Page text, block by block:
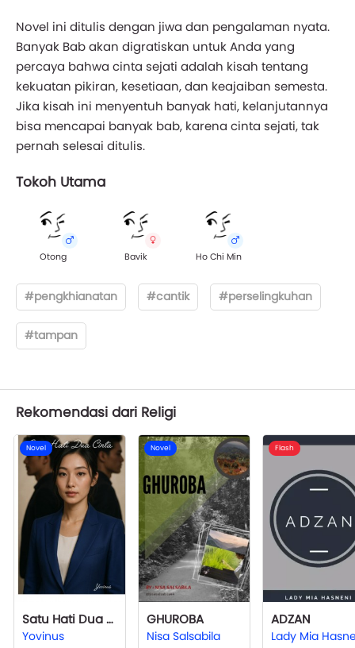
Novel ini ditulis dengan jiwa dan pengalaman nyata.
Banyak Bab akan digratiskan untuk Anda yang
percaya bahwa cinta sejati adalah kisah tentang
kekuatan pikiran, kesetiaan, dan keajaiban semesta.
Jika kisah ini menyentuh banyak hati, kelanjutannya
bisa mencapai banyak bab, karena cinta sejati, tak
pernah selesai ditulis.
Tokoh Utama
Otong Bavik Ho Chi Min
#pengkhianatan #cantik #perselingkuhan
#tampan
Rekomendasi dari Religi
Novel
Satu Hati Dua Cinta
Yovinus
Novel
GHUROBA
Nisa Salsabila
Flash
ADZAN
Lady Mia